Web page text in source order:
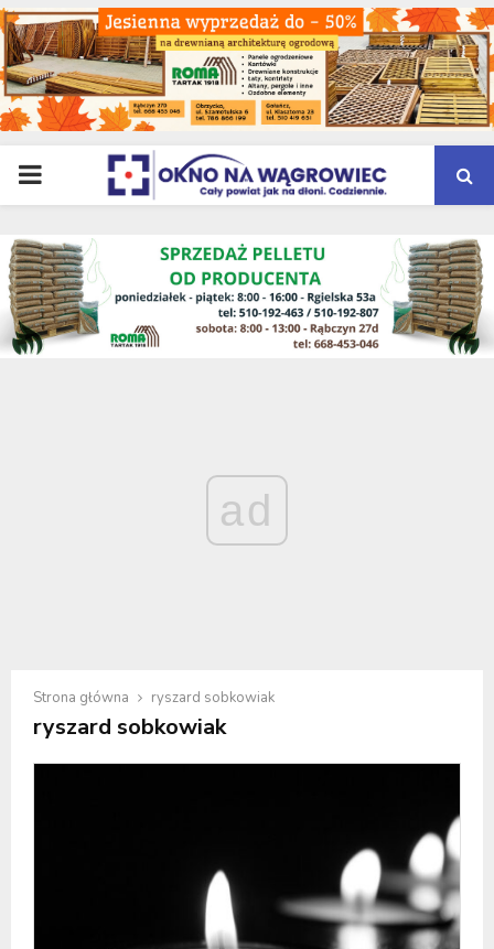
PRIMARY
MENU
ad
Strona główna ryszard sobkowiak
ryszard sobkowiak